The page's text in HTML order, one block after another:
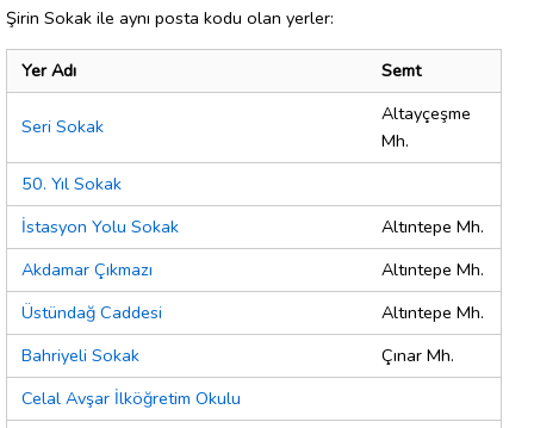
Şirin Sokak ile aynı posta kodu olan yerler:
Yer Adı Semt
Seri Sokak
Altayçeşme
Mh.
50. Yıl Sokak
İstasyon Yolu Sokak
Altıntepe Mh.
Akdamar Çıkmazı
Altıntepe Mh.
Üstündağ Caddesi
Altıntepe Mh.
Bahriyeli Sokak
Çınar Mh.
Celal Avşar İlköğretim Okulu